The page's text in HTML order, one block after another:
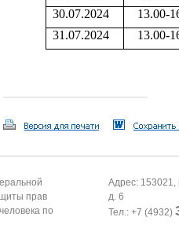
30.07.2024
13.00-
31.07.2024
13.00-
прав
по
Адрес: 153021,
д. 6
Тел.: +7 (4932)